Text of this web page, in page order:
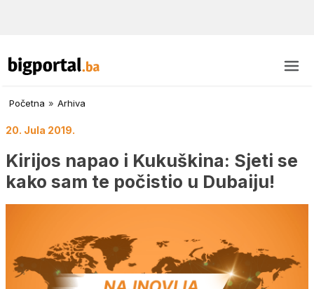
Početna » Arhiva
20. Jula 2019.
Kirijos napao i Kukuškina: Sjeti se
kako sam te počistio u Dubaiju!